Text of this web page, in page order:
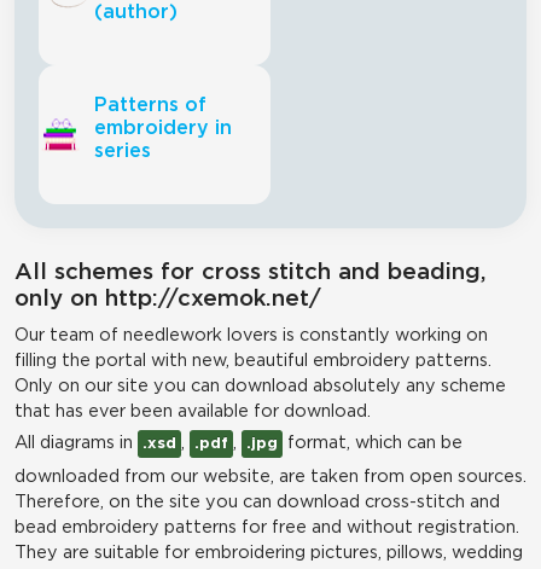
(author)
Patterns of
embroidery in
series
All schemes for cross stitch and beading,
only on http://cxemok.net/
Our team of needlework lovers is constantly working on
filling the portal with new, beautiful embroidery patterns.
Only on our site you can download absolutely any scheme
that has ever been available for download.
All diagrams in
.xsd .pdf .jpg format, which can be
downloaded from our website, are taken from open sources.
Therefore, on the site you can download cross-stitch and
bead embroidery patterns for free and without registration.
They are suitable for embroidering pictures, pillows, wedding